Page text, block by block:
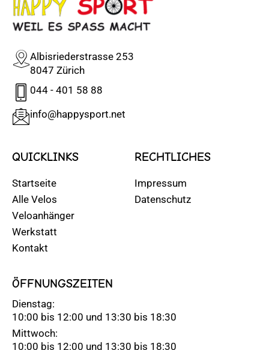
Albisriederstrasse 253
8047 Zürich
044 - 401 58 88
info@happysport.net
QUICKLINKS
Startseite
Alle Velos
Veloanhänger
Werkstatt
Kontakt
RECHTLICHES
Impressum
Datenschutz
ÖFFNUNGSZEITEN
Dienstag:
10:00 bis 12:00 und 13:30 bis 18:30
Mittwoch:
10:00 bis 12:00 und 13:30 bis 18:30